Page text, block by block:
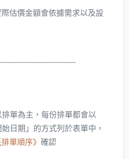
估價金額會依據需求以及設
單為主，每份排單都會以
始日期」的方式列於表單中，
排單順序》 確認